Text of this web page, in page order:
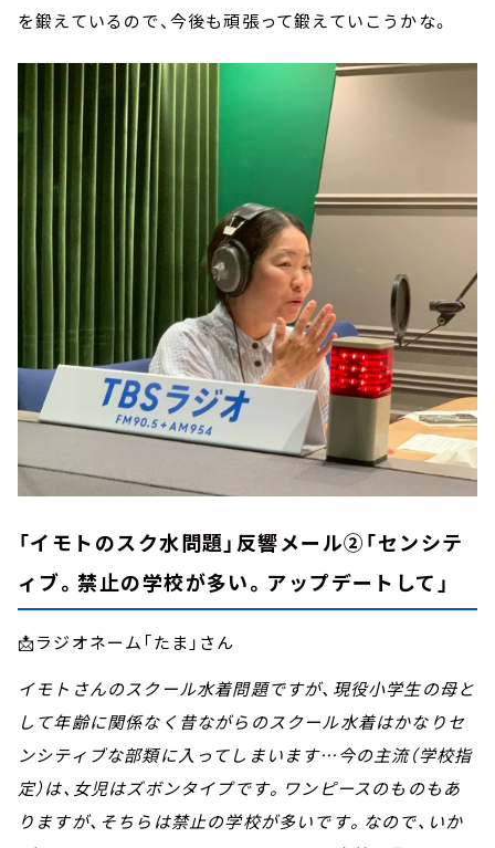
を鍛えているので、今後も頑張って鍛えていこうかな。
「イモトのスク水問題」反響メール②「センシテ
ィブ。禁止の学校が多い。アップデートして」
📩ラジオネーム「たま」さん
イモトさんのスクール水着問題ですが、現役小学生の母と
して年齢に関係なく昔ながらのスクール水着はかなりセ
ンシティブな部類に入ってしまいます…今の主流（学校指
定）は、女児はズボンタイプです。ワンピースのものもあ
りますが、そちらは禁止の学校が多いです。なので、いか